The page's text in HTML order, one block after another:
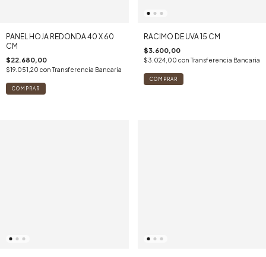
PANEL HOJA REDONDA 40 X 60
CM
$22.680,00
$19.051,20 con Transferencia Bancaria
RACIMO DE UVA 15 CM
$3.600,00
$3.024,00 con Transferencia Bancaria